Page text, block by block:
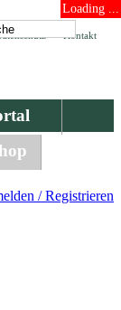
Loading ...
Kontakt
/ Registrieren